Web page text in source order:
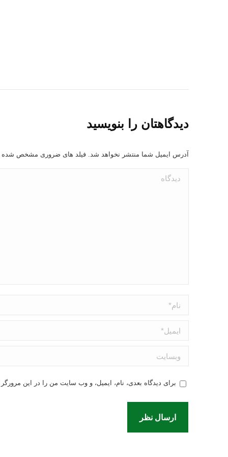
دیدگاهتان را بنویسید
آدرس ایمیل شما منتشر نخواهد شد. فیلد های ضروری مشخص شده
دیدگاه
نام *
ایمیل *
وبسایت
برای دیدگاه بعدی، نام، ایمیل، و وب سایت من را در این مرورگر
ارسال نظر